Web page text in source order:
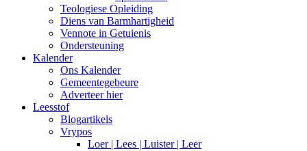
Teologiese Opleiding
Diens van Barmhartigheid
Vennote in Getuienis
Ondersteuning
Kalender
Ons Kalender
Gemeentegebeure
Adverteer hier
Leesstof
Blogartikels
Vrypos
Loer | Lees | Luister | Leer